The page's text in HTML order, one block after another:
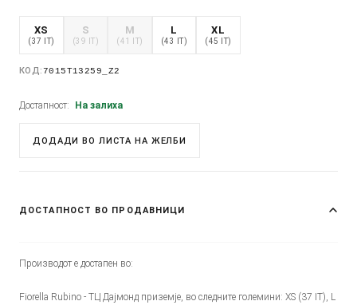
XS
(37 IT)
S
(39 IT)
M
(41 IT)
L
(43 IT)
XL
(45 IT)
КОД:7015T13259_Z2
Достапност: На залиха
ДОДАДИ ВО ЛИСТА НА ЖЕЛБИ
ДОСТАПНОСТ ВО ПРОДАВНИЦИ
Производот е достапен во:
Fiorella Rubino - ТЦ Дајмонд приземје, во следните големини: XS (37 IT), L